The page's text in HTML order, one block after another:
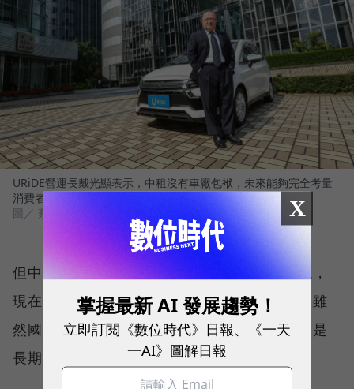
URiDE營運長戴光顯表示，中租沒有車廠包袱，未來能夠完全考量
消費者的需求、喜好購車。
圖／ 蔡仁譯攝影
但中租的大舉投入被同業質疑，隨著國旅退燒，
現在投入共享不是時機。戴光顯直球回應：「雖
然國人瘋出國，但我們推出一個新事業，看的是
長期，不是短期。」
X
掌握最新 AI 發展趨勢！
立即訂閱《數位時代》日報、《一天
一AI》圖解日報